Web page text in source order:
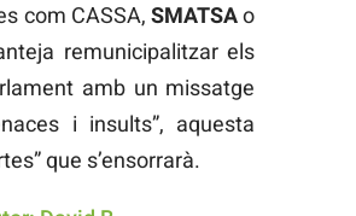
com CASSA,SMATSAo
remunicipalitzar els
amb un missatge
i insults”, aquesta
que s’ensorrarà.